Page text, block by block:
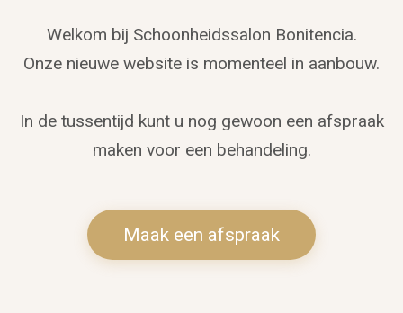
Welkom bij Schoonheidssalon Bonitencia.
Onze nieuwe website is momenteel in aanbouw.
In de tussentijd kunt u nog gewoon een afspraak
maken voor een behandeling.
Maak een afspraak